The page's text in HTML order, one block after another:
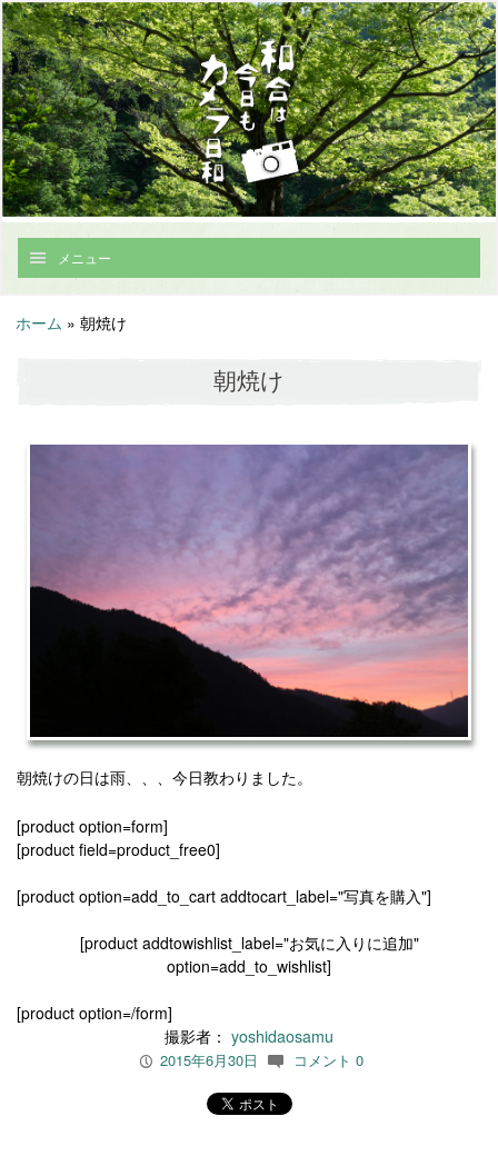
メニュー
ホーム » 朝焼け
朝焼け
朝焼けの日は雨、、、今日教わりました。
[product option=form]
[product field=product_free0]
[product option=add_to_cart addtocart_label="写真を購入"]
[product addtowishlist_label="お気に入りに追加"
option=add_to_wishlist]
[product option=/form]
撮影者： yoshidaosamu
P 2015年6月30日 c コメント 0